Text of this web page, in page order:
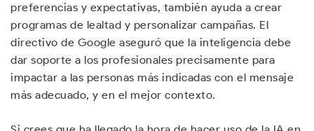
preferencias y expectativas, también ayuda a crear
programas de lealtad y personalizar campañas. El
directivo de Google aseguró que la inteligencia debe
dar soporte a los profesionales precisamente para
impactar a las personas más indicadas con el mensaje
más adecuado, y en el mejor contexto.